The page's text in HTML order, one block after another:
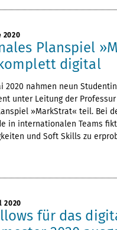
2020
Planspiel
digital
2020 nahmen neun
unter Leitung der
»MarkStrat« teil. Bei
in internationalen Teams
und Soft Skills zu
2020
für das